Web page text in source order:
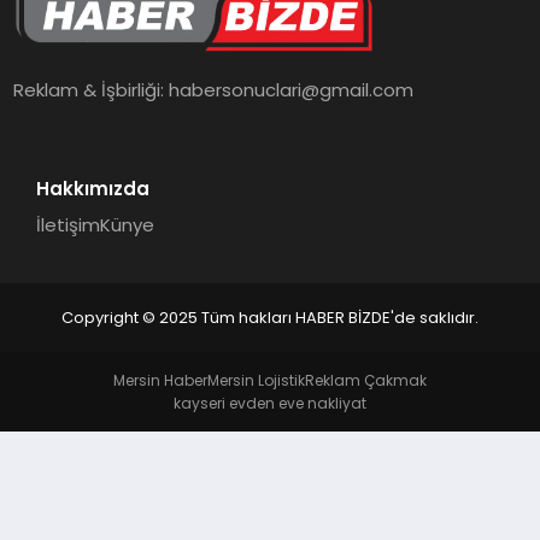
TEKNOLOJI
Reklam & İşbirliği:habersonuclari@gmail.com
Hakkımızda
İletişimKünye
Copyright © 2025 Tüm hakları HABER BİZDE'de saklıdır.
Mersin HaberMersin LojistikReklam Çakmak
kayseri evden eve nakliyat